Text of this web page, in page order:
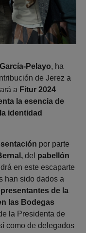
Pelayo, ha
de Jerez a
a Fitur 2024
la esencia de
identidad
por parte
del pabellón
en este escaparte
han sido dados a
de la
las Bodegas
la Presidenta de
como de delegados